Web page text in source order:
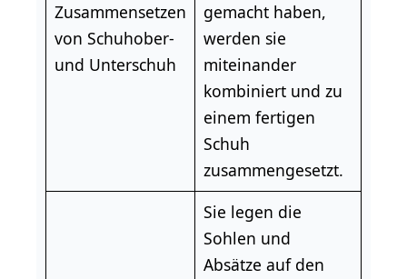
Zusammensetzen
von Schuhober-
und Unterschuh
gemacht haben,
werden sie
miteinander
kombiniert und zu
einem fertigen
Schuh
zusammengesetzt.
Sie legen die
Sohlen und
Absätze auf den